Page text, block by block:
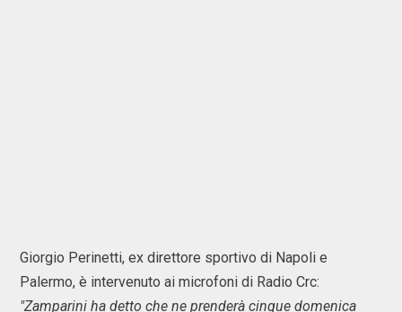
Giorgio Perinetti, ex direttore sportivo di Napoli e
Palermo, è intervenuto ai microfoni di Radio Crc:
"Zamparini ha detto che ne prenderà cinque domenica